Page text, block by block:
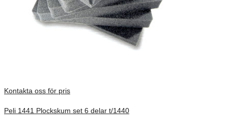
Kontakta oss för pris
Peli 1441 Plockskum set 6 delar t/1440